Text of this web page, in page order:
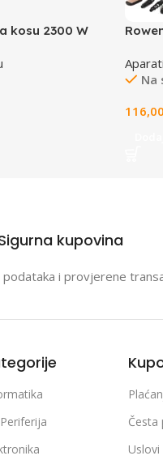
kosu 2300 W
Na
116,00
kupovina
podataka i provjerene
Česta